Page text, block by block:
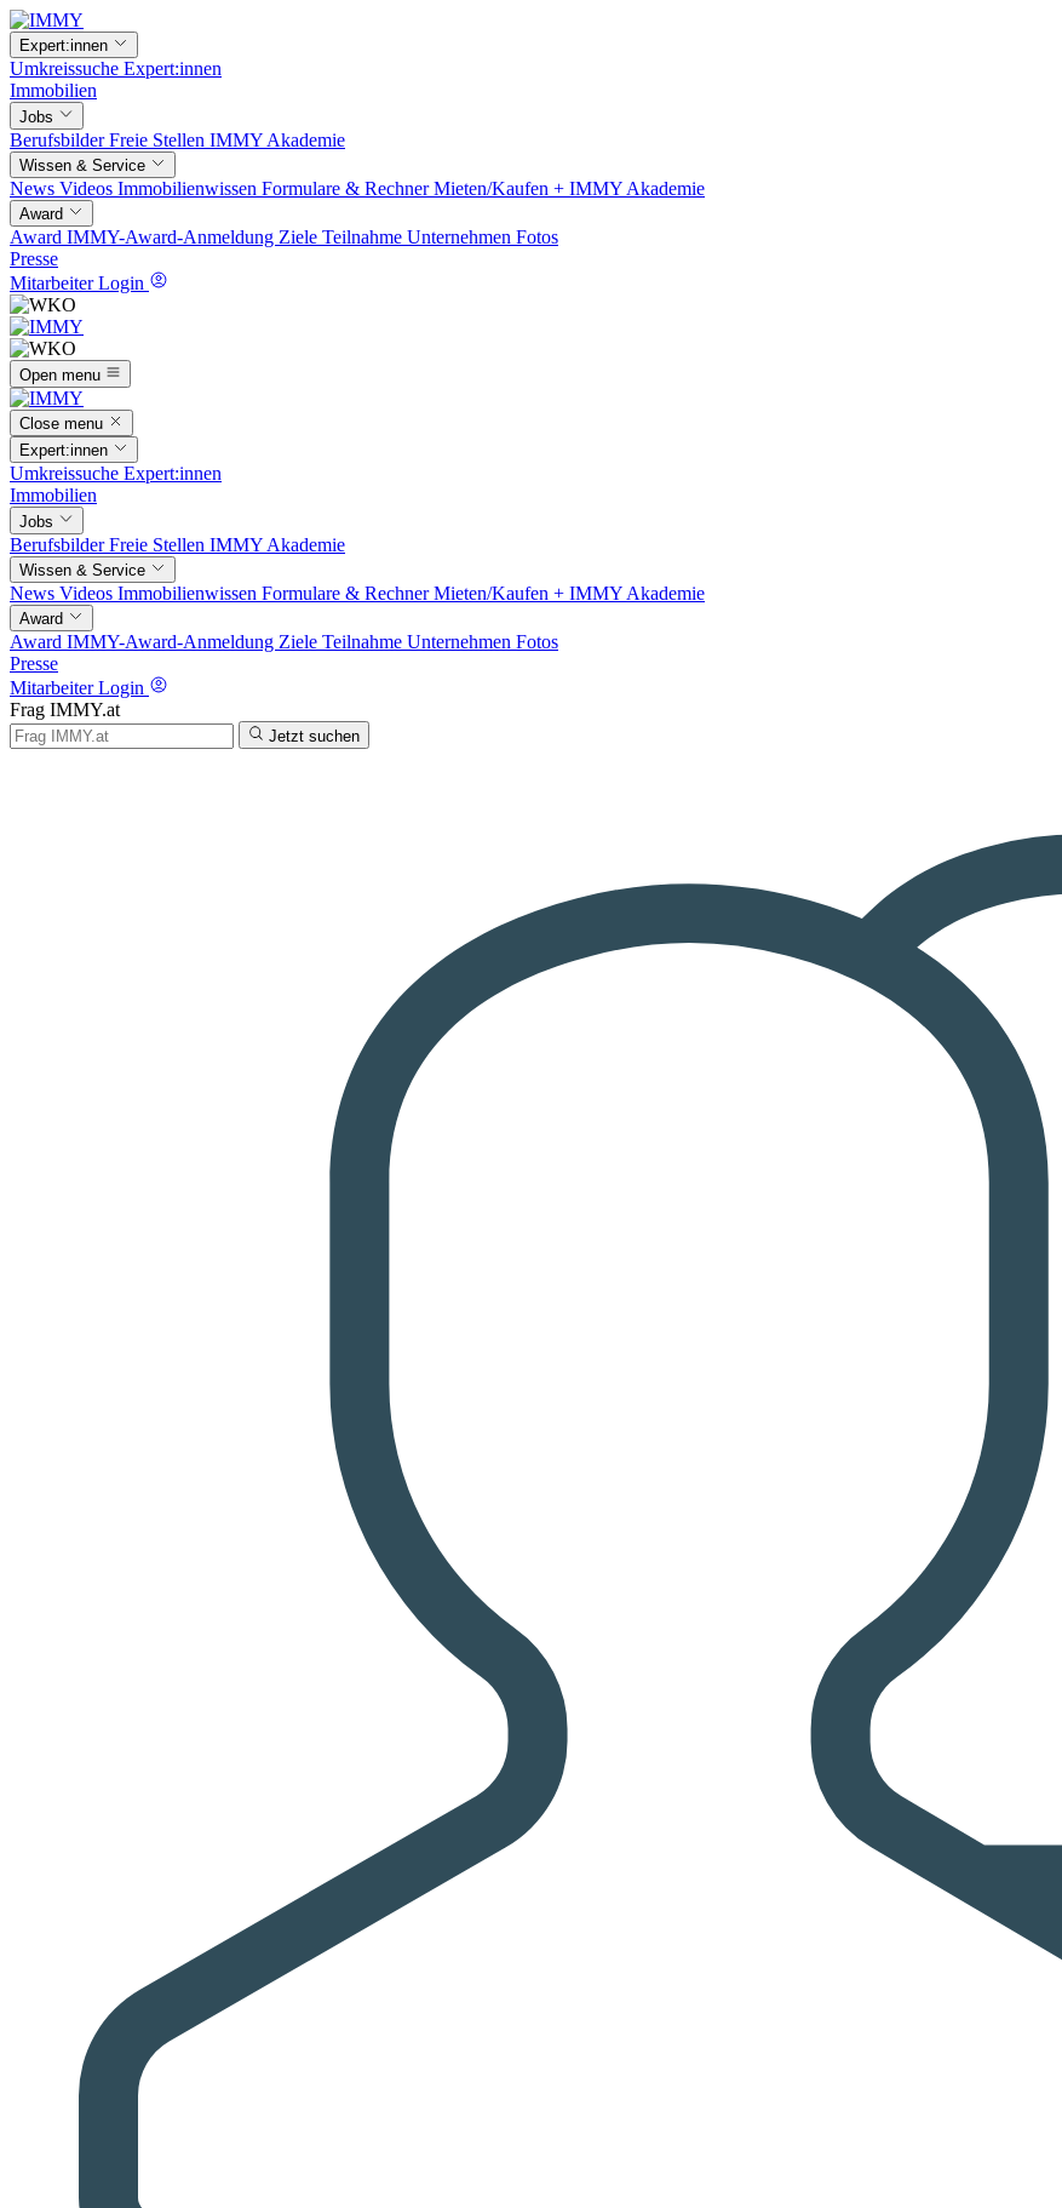
Expert:innen
Umkreissuche Expert:innen
Immobilien
Jobs
BerufsbilderFreie Stellen IMMY Akademie
Wissen & Service
News Videos Immobilienwissen Formulare & RechnerMieten/Kaufen + IMMY Akademie
Award
Award IMMY-Award-Anmeldung Ziele Teilnahme Unternehmen Fotos
Presse
Mitarbeiter Login
Open menu
Close menu
Expert:innen
Umkreissuche Expert:innen
Immobilien
Jobs
BerufsbilderFreie Stellen IMMY Akademie
Wissen & Service
News Videos Immobilienwissen Formulare & RechnerMieten/Kaufen + IMMY Akademie
Award
Award IMMY-Award-Anmeldung Ziele Teilnahme Unternehmen Fotos
Presse
Mitarbeiter Login
Frag IMMY.at
Jetzt suchen